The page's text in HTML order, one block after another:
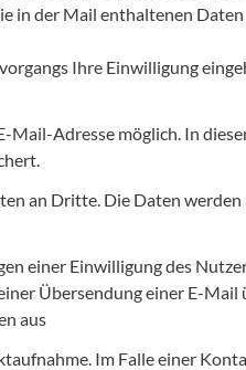
in der Mail enthaltenen
Ihre Einwilligung
Adresse möglich. In
an Dritte. Die Daten
einer Einwilligung des
Übersendung einer E-
aus
Im Falle einer